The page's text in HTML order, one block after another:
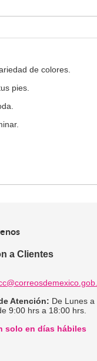
de colores.
pies.
a Clientes
Atención: De Lunes a
9:00 hrs a 18:00 hrs.
solo en días hábiles